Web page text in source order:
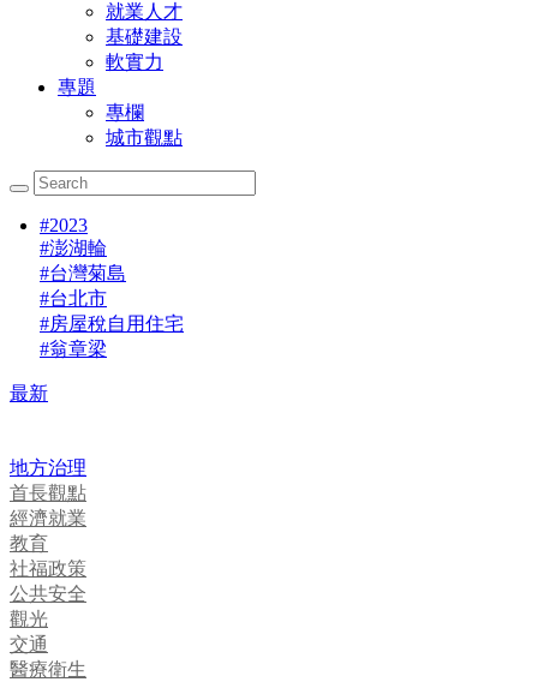
就業人才
基礎建設
軟實力
專題
專欄
城市觀點
#2023
#澎湖輪
#台灣菊島
#台北市
#房屋稅自用住宅
#翁章梁
最新
地方治理
首長觀點
經濟就業
教育
社福政策
公共安全
觀光
交通
醫療衛生